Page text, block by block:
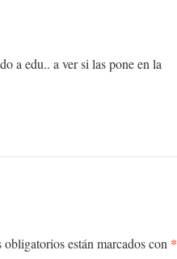
a edu.. a ver si las pone en la
están marcados con *